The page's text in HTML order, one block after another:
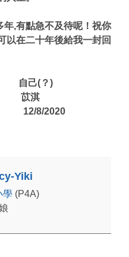
,有點急不及待呢！祝你
以在二十年後給我一封回
)
Yiki
學 (P4A)